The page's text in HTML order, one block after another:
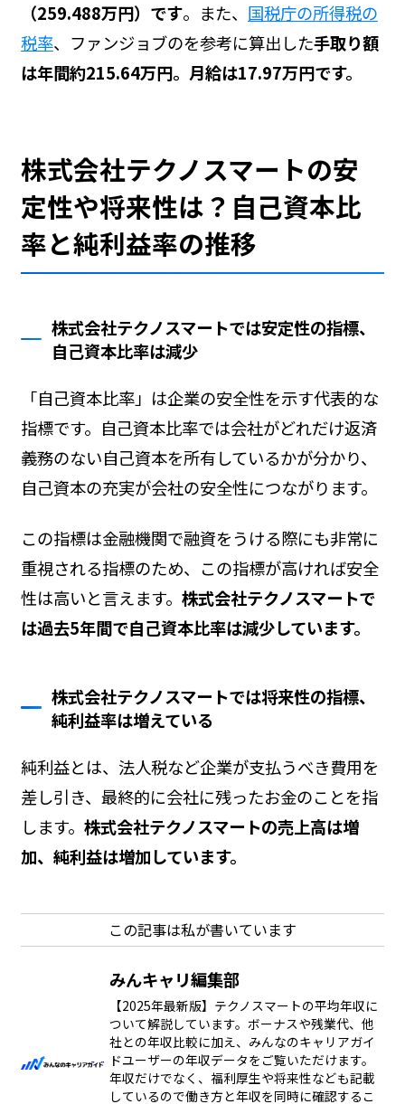
（259.488万円）です。また、 国税庁の所得税の
税率、ファンジョブのを参考に算出した手取り額
は年間約215.64万円。月給は17.97万円です。
株式会社テクノスマートの安
定性や将来性は？自己資本比
率と純利益率の推移
株式会社テクノスマートでは安定性の指標、
自己資本比率は減少
「自己資本比率」は企業の安全性を示す代表的な
指標です。自己資本比率では会社がどれだけ返済
義務のない自己資本を所有しているかが分かり、
自己資本の充実が会社の安全性につながります。
この指標は金融機関で融資をうける際にも非常に
重視される指標のため、この指標が高ければ安全
性は高いと言えます。 株式会社テクノスマートで
は過去5年間で自己資本比率は減少しています。
株式会社テクノスマートでは将来性の指標、
純利益率は増えている
純利益とは、法人税など企業が支払うべき費用を
差し引き、最終的に会社に残ったお金のことを指
します。 株式会社テクノスマートの売上高は増
加、純利益は増加しています。
この記事は私が書いています
みんキャリ編集部
【2025年最新版】テクノスマートの平均年収に
ついて解説しています。ボーナスや残業代、他
社との年収比較に加え、みんなのキャリアガイ
ドユーザーの年収データをご覧いただけます。
年収だけでなく、福利厚生や将来性なども記載
しているので働き方と年収を同時に確認するこ